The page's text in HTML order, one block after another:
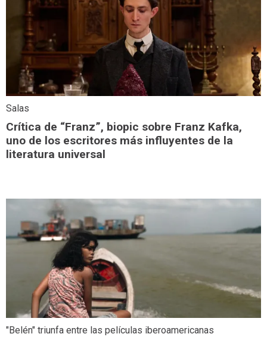
Salas
Crítica de “Franz”, biopic sobre Franz Kafka,
uno de los escritores más influyentes de la
literatura universal
"Belén" triunfa entre las películas iberoamericanas